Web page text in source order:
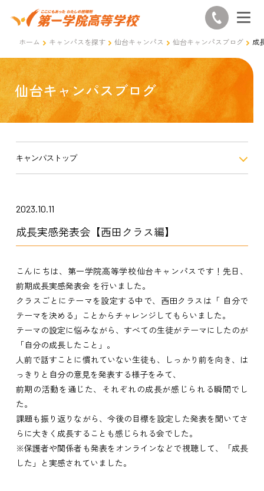
ホーム キャンパスを探す 仙台キャンパス 仙台キャンパスブログ 成
仙台キャンパスブログ
キャンパストップ
2023.10.11
成長実感発表会【西田クラス編】
こんにちは、第一学院高等学校仙台キャンパスです！ 先日、
前期成長実感発表会 を行いました。
クラスごとにテーマを設定する中で、西田クラスは「 自分で
テーマを決める」ことからチャレンジしてもらいました。
テーマの設定に悩みながら、すべての生徒がテーマにしたのが
「自分の成長したこと」。
人前で話すことに慣れていない生徒も、しっかり前を向き、は
っきりと自分の意見を発表する様子をみて、
前期の活動を通じた、それぞれの成長が感じられる瞬間でし
た。
課題も振り返りながら、今後の目標を設定した発表を聞いてさ
らに大きく成長することも感じられる会でした。
※保護者や関係者も発表をオンラインなどで視聴して、「成長
した」と実感されていました。